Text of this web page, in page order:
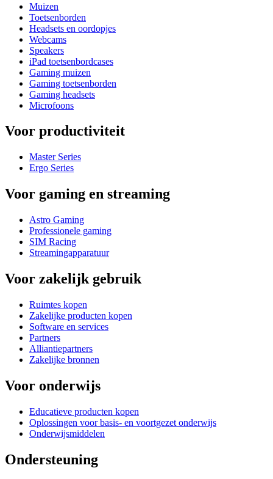
Muizen
Toetsenborden
Headsets en oordopjes
Webcams
Speakers
iPad toetsenbordcases
Gaming muizen
Gaming toetsenborden
Gaming headsets
Microfoons
Voor productiviteit
Master Series
Ergo Series
Voor gaming en streaming
Astro Gaming
Professionele gaming
SIM Racing
Streamingapparatuur
Voor zakelijk gebruik
Ruimtes kopen
Zakelijke producten kopen
Software en services
Partners
Alliantiepartners
Zakelijke bronnen
Voor onderwijs
Educatieve producten kopen
Oplossingen voor basis- en voortgezet onderwijs
Onderwijsmiddelen
Ondersteuning